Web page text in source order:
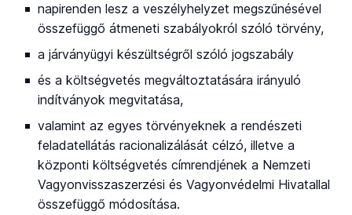
napirenden lesz a veszélyhelyzet megszűnésével
összefüggő átmeneti szabályokról szóló törvény,
a járványügyi készültségről szóló jogszabály
és a költségvetés megváltoztatására irányuló
indítványok megvitatása,
valamint az egyes törvényeknek a rendészeti
feladatellátás racionalizálását célzó, illetve a
központi költségvetés címrendjének a Nemzeti
Vagyonvisszaszerzési és Vagyonvédelmi Hivatallal
összefüggő módosítása.